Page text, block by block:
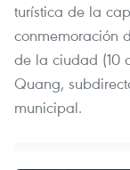
turística de la
conmemoración
de la ciudad (10
Quang,
municipal.